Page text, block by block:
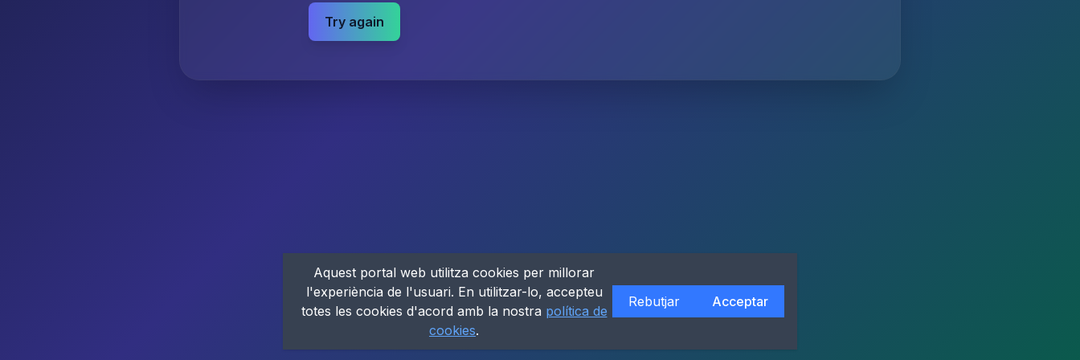
Try again
Aquest portal web utilitza cookies per millorar
l'experiència de l'usuari. En utilitzar-lo, accepteu
totes les cookies d'acord amb la nostra política de
cookies.
Rebutjar Acceptar